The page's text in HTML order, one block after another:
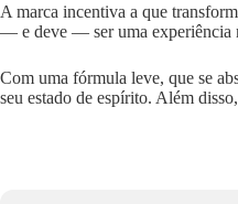
A marca incentiva a que
— e deve — ser uma experiência
Com uma fórmula leve, que se
seu estado de espírito. Além